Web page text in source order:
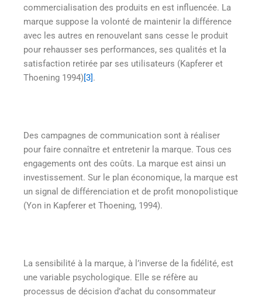
commercialisation des produits en est influencée. La
marque suppose la volonté de maintenir la différence
avec les autres en renouvelant sans cesse le produit
pour rehausser ses performances, ses qualités et la
satisfaction retirée par ses utilisateurs (Kapferer et
Thoening 1994)[3].
Des campagnes de communication sont à réaliser
pour faire connaître et entretenir la marque. Tous ces
engagements ont des coûts. La marque est ainsi un
investissement. Sur le plan économique, la marque est
un signal de différenciation et de profit monopolistique
(Yon in Kapferer et Thoening, 1994).
La sensibilité à la marque, à l’inverse de la fidélité, est
une variable psychologique. Elle se réfère au
processus de décision d’achat du consommateur